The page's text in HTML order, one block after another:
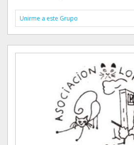
Unirme a este Grupo